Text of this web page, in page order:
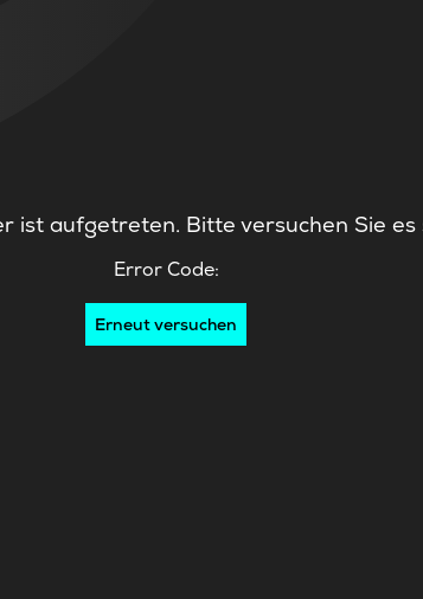
ist aufgetreten. Bitte versuchen Sie
Error Code:
Erneut versuchen